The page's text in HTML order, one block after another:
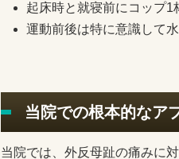
起床時と就寝前にコップ1
運動前後は特に意識して
当院での根本的なア
当院では、外反母趾の痛みに